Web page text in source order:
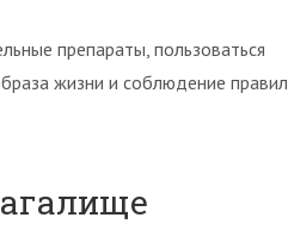
препараты, пользоваться
жизни и соблюдение правил